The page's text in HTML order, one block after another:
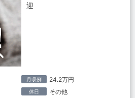
迎
月収例 24.2万円
休日 その他